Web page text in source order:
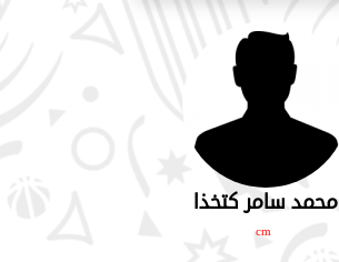
محمد سامر كتخذا
cm